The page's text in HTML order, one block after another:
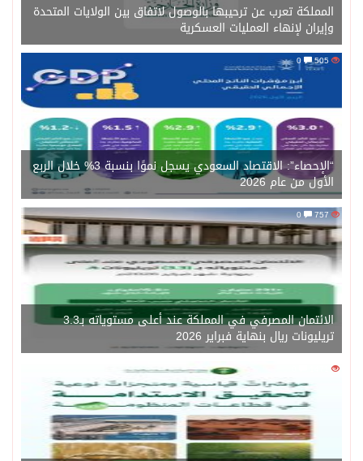
المملكة تعرب عن ترحيبها بالوصول لاتفاق بين الولايات المتحدة
وإيران لإنهاء العمليات العسكرية
505
0
“الإحصاء”: الاقتصاد السعودي يسجل نموًا بنسبة 3% خلال الربع
الأول من عام 2026
757
0
الائتمان المصرفي في المملكة عند أعلى مستوياته بـ3.3
تريليونات ريال بنهاية فبراير 2026
1471